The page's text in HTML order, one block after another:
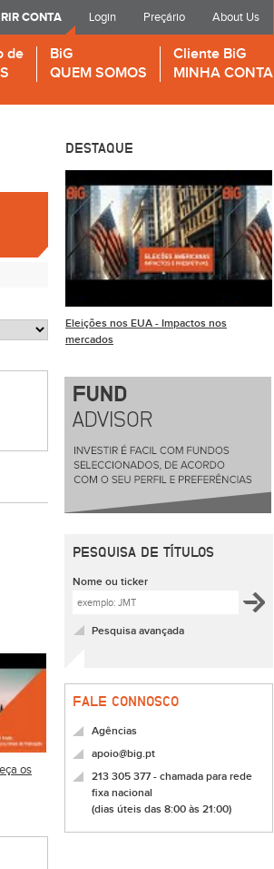
Login Preçário About Us
CONTA
de
BiG
QUEM SOMOS
Cliente BiG
MINHA CONTA
os
DESTAQUE
Eleições nos EUA - Impactos nos
mercados
PESQUISA DE TÍTULOS
Nome ou ticker
Pesquisa avançada
FALE CONNOSCO
Agências
apoio@big.pt
213 305 377 - chamada para rede
fixa nacional
(dias úteis das 8:00 às 21:00)